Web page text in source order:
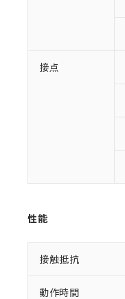
接点
性能
接触抵抗
動作時間